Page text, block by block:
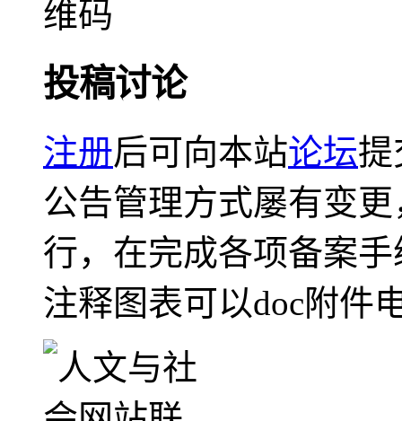
投稿讨论
注册后可向本站论坛提
公告管理方式屡有变
行，在完成各项备案
注释图表可以doc附件